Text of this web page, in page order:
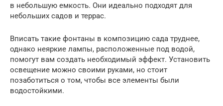
в небольшую емкость. Они идеально подходят для
небольших садов и террас.
Вписать такие фонтаны в композицию сада труднее,
однако неяркие лампы, расположенные под водой,
помогут вам создать необходимый эффект. Установить
освещение можно своими руками, но стоит
позаботиться о том, чтобы все элементы были
водостойкими.